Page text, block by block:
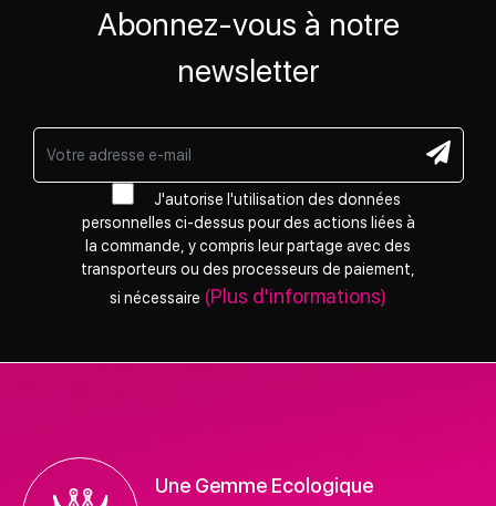
Abonnez-vous à notre
newsletter
J'autorise l'utilisation des données
personnelles ci-dessus pour des actions liées à
la commande, y compris leur partage avec des
transporteurs ou des processeurs de paiement,
si nécessaire (Plus d'informations)
Une Gemme Ecologique